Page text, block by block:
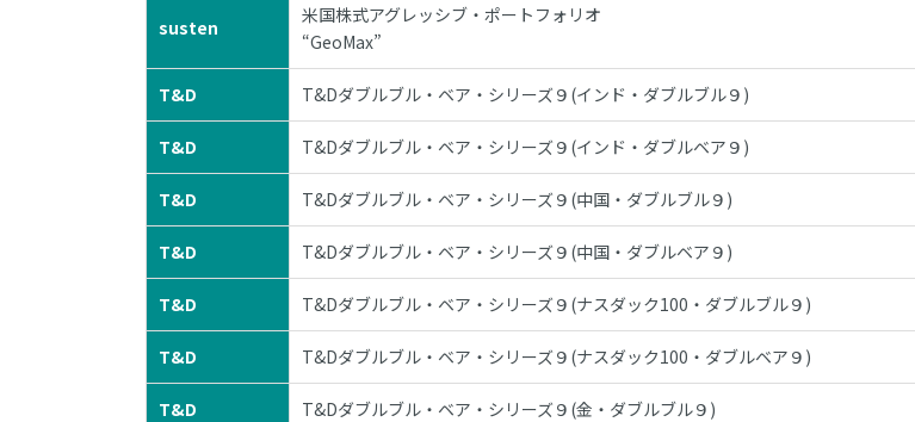
susten
米国株式アグレッシブ・ポートフォリオ
“GeoMax”
T&D T&Dダブルブル・ベア・シリーズ９(インド・ダブルブル９)
T&D T&Dダブルブル・ベア・シリーズ９(インド・ダブルベア９)
T&D T&Dダブルブル・ベア・シリーズ９(中国・ダブルブル９)
T&D T&Dダブルブル・ベア・シリーズ９(中国・ダブルベア９)
T&D T&Dダブルブル・ベア・シリーズ９(ナスダック100・ダブルブル９)
T&D T&Dダブルブル・ベア・シリーズ９(ナスダック100・ダブルベア９)
T&D T&Dダブルブル・ベア・シリーズ９(金・ダブルブル９)